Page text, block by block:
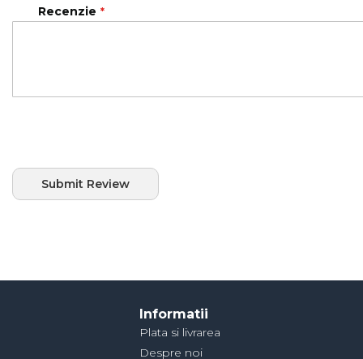
Recenzie
Submit Review
Informatii
Plata si livrarea
Despre noi